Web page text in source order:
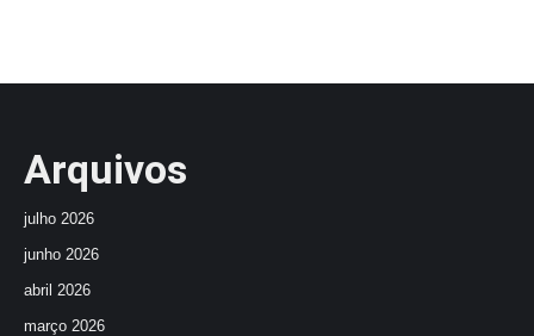
Arquivos
julho 2026
junho 2026
abril 2026
março 2026